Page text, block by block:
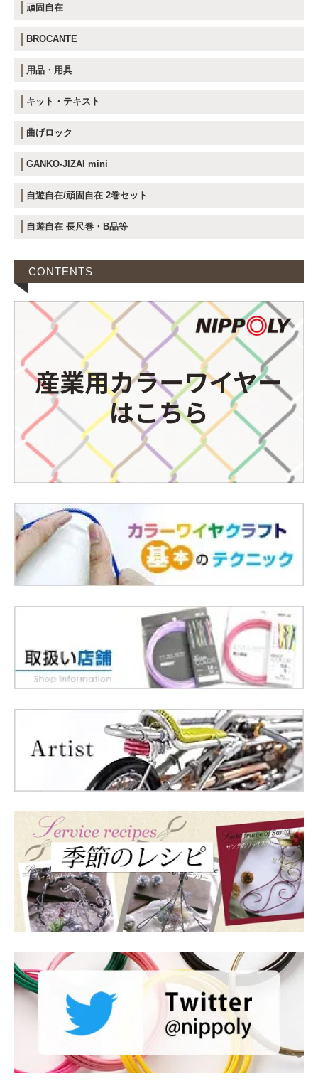
頑固自在
BROCANTE
用品・用具
キット・テキスト
曲げロック
GANKO-JIZAI mini
自遊自在/頑固自在 2巻セット
自遊自在 長尺巻・B品等
CONTENTS